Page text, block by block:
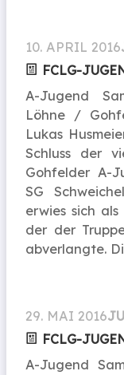
10. APRIL 2016
FCLG-
A-Jugend
Löhne /
Lukas
Schluss der
Gohfelder A-
SG
erwies sich
der der
abverlangte.
29. MAI 2016
FCLG-
A-Jugend